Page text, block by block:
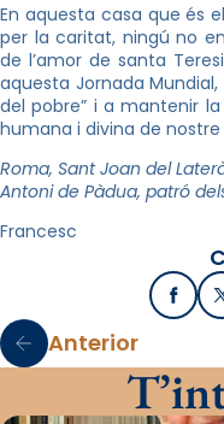
En aquesta casa que és
per la caritat, ningú no
de l’amor de santa
aquesta Jornada
del pobre” i a mantenir
humana i divina de nostre
Roma, Sant Joan del
Antoni de Pàdua, patró
Francesc
Anterior